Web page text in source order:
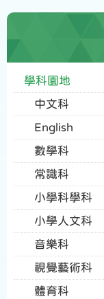
學科園地
中文科
English
數學科
常識科
小學科學科
小學人文科
音樂科
視覺藝術科
體育科